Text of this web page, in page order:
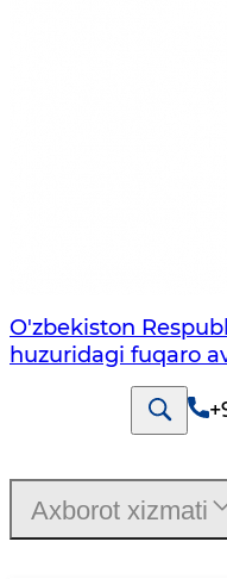
O'zbekiston
huzuridagi fuqaro
Axborot xizmati